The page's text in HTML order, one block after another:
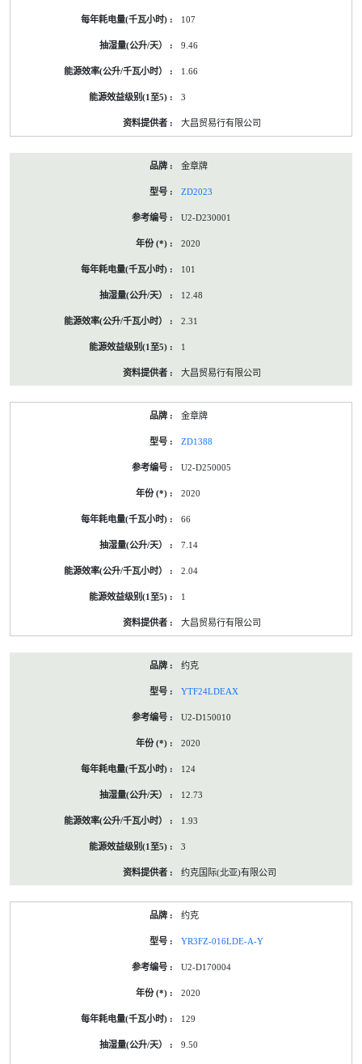
107
9.46
1.66
3
大昌贸易行有限公司
金章牌
ZD2023
U2-D230001
2020
101
12.48
2.31
1
大昌贸易行有限公司
金章牌
ZD1388
U2-D250005
2020
66
7.14
2.04
1
大昌贸易行有限公司
约克
YTF24LDEAX
U2-D150010
2020
124
12.73
1.93
3
约克国际(北亚)有限公司
约克
YR3FZ-016LDE-A-Y
U2-D170004
2020
129
9.50